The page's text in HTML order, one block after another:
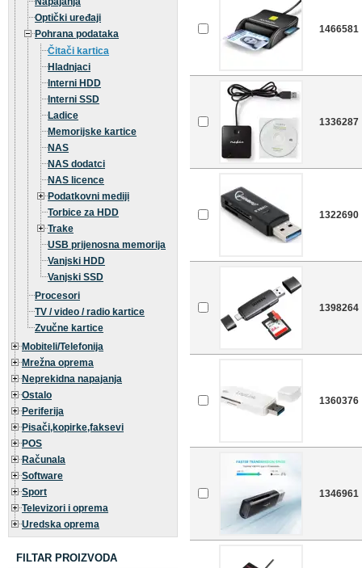
Optički uređaji
Pohrana podataka
Čitači kartica
Hladnjaci
Interni HDD
Interni SSD
Ladice
Memorijske kartice
NAS
NAS dodatci
NAS licence
Podatkovni mediji
Torbice za HDD
Trake
USB prijenosna memorija
Vanjski HDD
Vanjski SSD
Procesori
TV / video / radio kartice
Zvučne kartice
Mobiteli/Telefonija
Mrežna oprema
Neprekidna napajanja
Ostalo
Periferija
Pisači,kopirke,faksevi
POS
Računala
Software
Sport
Televizori i oprema
Uredska oprema
FILTAR PROIZVODA
1466581
1336287
1322690
1398264
1360376
1346961